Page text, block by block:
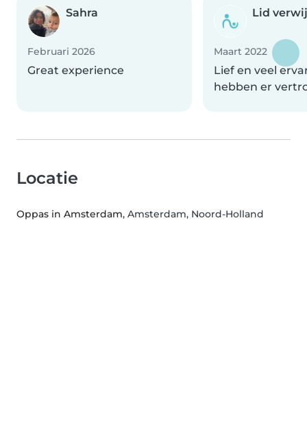
Sahra
Februari 2026
Great experience
Lid
Maart 2022
Lief en veel
hebben er
Locatie
Oppas in Amsterdam, Amsterdam, Noord-Holland